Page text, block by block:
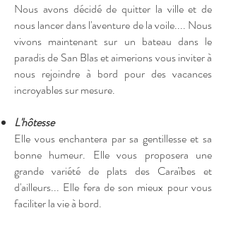
Nous avons décidé de quitter la ville et de
nous lancer dans l'aventure de la voile.... Nous
vivons maintenant sur un bateau dans le
paradis de San Blas et aimerions vous inviter à
nous rejoindre à bord pour des vacances
incroyables sur mesure.
L'hôtesse
Elle vous enchantera par sa gentillesse et sa
bonne humeur. Elle vous proposera une
grande variété de plats des Caraïbes et
d'ailleurs... Elle fera de son mieux pour vous
faciliter la vie à bord.